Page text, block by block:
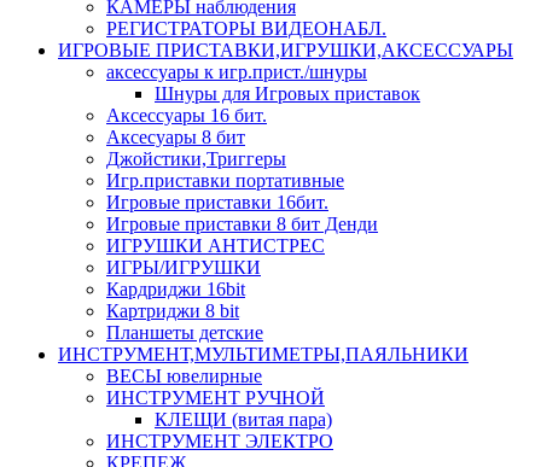
КАМЕРЫ наблюдения
РЕГИСТРАТОРЫ ВИДЕОНАБЛ.
ИГРОВЫЕ ПРИСТАВКИ,ИГРУШКИ,АКСЕССУАРЫ
аксесcуары к игр.прист./шнуры
Шнуры для Игровых приставок
Аксессуары 16 бит.
Аксесуары 8 бит
Джойстики,Триггеры
Игр.приставки портативные
Игровые приставки 16бит.
Игровые приставки 8 бит Денди
ИГРУШКИ АНТИСТРЕС
ИГРЫ/ИГРУШКИ
Кардриджи 16bit
Картриджи 8 bit
Планшеты детские
ИНСТРУМЕНТ,МУЛЬТИМЕТРЫ,ПАЯЛЬНИКИ
ВЕСЫ ювелирные
ИНСТРУМЕНТ РУЧНОЙ
КЛЕЩИ (витая пара)
ИНСТРУМЕНТ ЭЛЕКТРО
КРЕПЕЖ